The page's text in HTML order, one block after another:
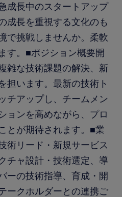
成長中のスタートアップ
成長を重視する文化のも
で挑戦しませんか。柔軟
す。■ポジション概要開
雑な技術課題の解決、新
担います。最新の技術ト
チアップし、チームメン
ョンを高めながら、プロ
とが期待されます。■業
術リード・新規サービス
チャ設計・技術選定、導
ーの技術指導、育成・開
ークホルダーとの連携ご